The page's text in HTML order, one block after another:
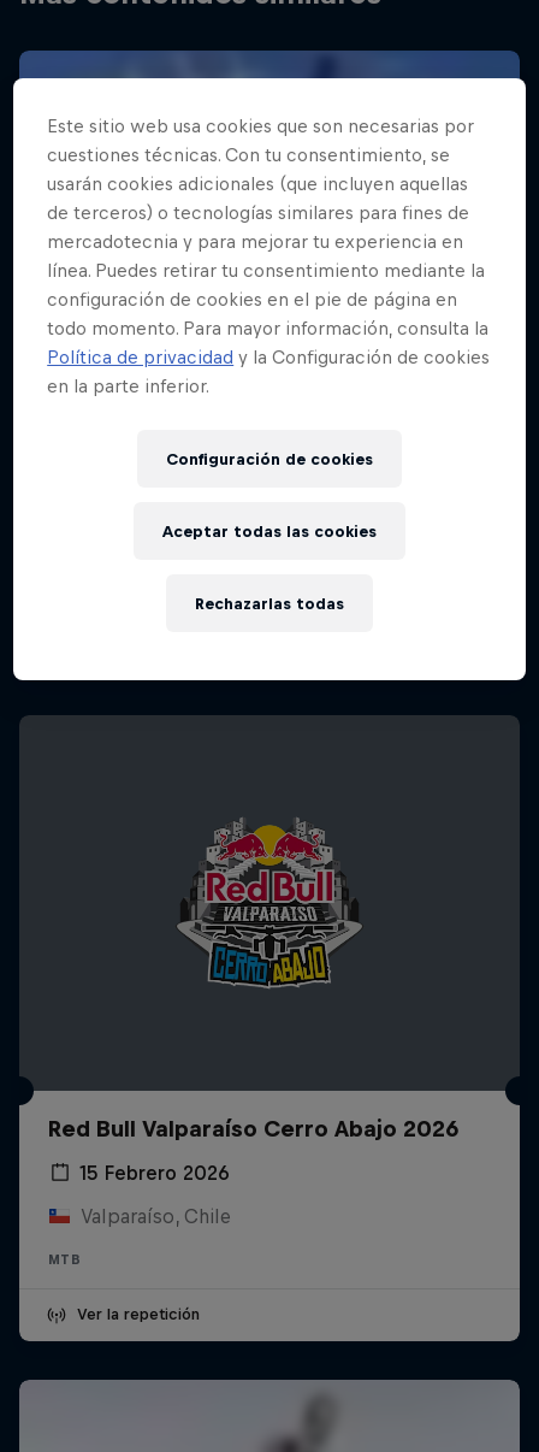
Red Bull Valparaíso Cerro Abajo 2026
15 Febrero 2026
Valparaíso, Chile
MTB
Ver la repetición
Este sitio web usa cookies que son necesarias por
cuestiones técnicas. Con tu consentimiento, se
usarán cookies adicionales (que incluyen aquellas
de terceros) o tecnologías similares para fines de
mercadotecnia y para mejorar tu experiencia en
línea. Puedes retirar tu consentimiento mediante la
configuración de cookies en el pie de página en
todo momento. Para mayor información, consulta la
Política de privacidad y la Configuración de cookies
en la parte inferior.
Configuración de cookies
Rechazarlas todas
Aceptar todas las cookies